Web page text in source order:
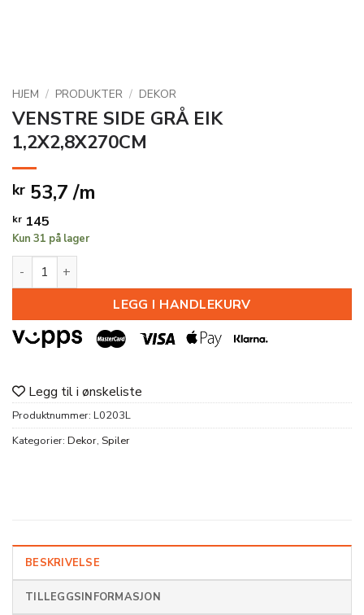
HJEM / PRODUKTER / DEKOR
VENSTRE SIDE GRÅ EIK
1,2X2,8X270CM
kr 53,7 /m
kr 145
Kun 31 på lager
VENSTRE SIDE GRÅ EIK 1,2X2,8X270CM antall
LEGG I HANDLEKURV
Legg til i ønskeliste
Produktnummer: L0203L
Kategorier: Dekor, Spiler
BESKRIVELSE
TILLEGGSINFORMASJON